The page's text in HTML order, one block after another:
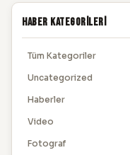
Haber Kategorileri
Tüm Kategoriler
Uncategorized
Haberler
Video
Fotograf